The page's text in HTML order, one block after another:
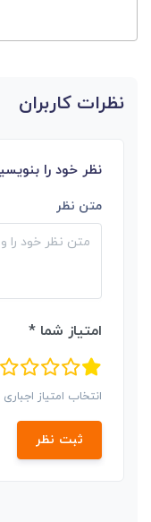
نظرات کاربران
نظر خود را
متن نظر
امتیاز شما *
انتخاب امتیاز
ثبت نظر